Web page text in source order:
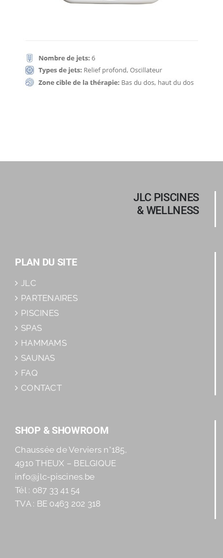
JLC PISCINES
& WELLNESS
PLAN DU SITE
JLC
PARTENAIRES
PISCINES
SPAS
HAMMAMS
SAUNAS
FAQ
CONTACT
SHOP & SHOWROOM
Chaussée de Verviers n°185,
4910 THEUX – BELGIQUE
info@jlc-piscines.be
Tél : 087 33 41 54
TVA : BE 0463 202 318